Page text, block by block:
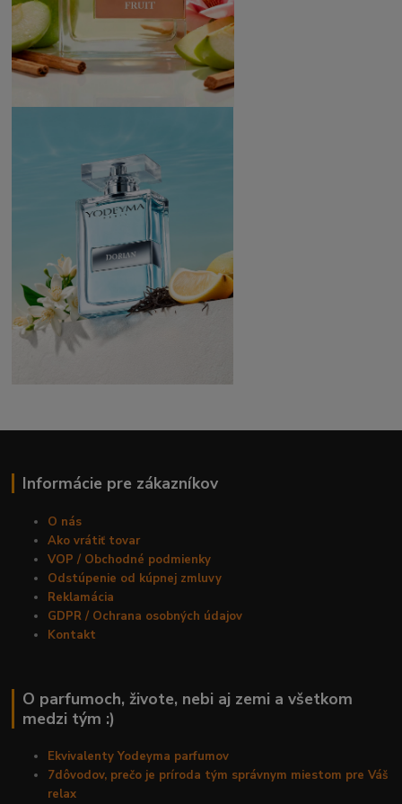
Informácie pre zákazníkov
O nás
Ako vrátiť tovar
VOP / Obchodné podmienky
Odstúpenie od kúpnej zmluvy
Reklamácia
GDPR / Ochrana osobných údajov
Kontakt
O parfumoch, živote, nebi aj zemi a všetkom
medzi tým :)
Ekvivalenty Yodeyma parfumov
7dôvodov, prečo je príroda tým správnym miestom pre Váš
relax